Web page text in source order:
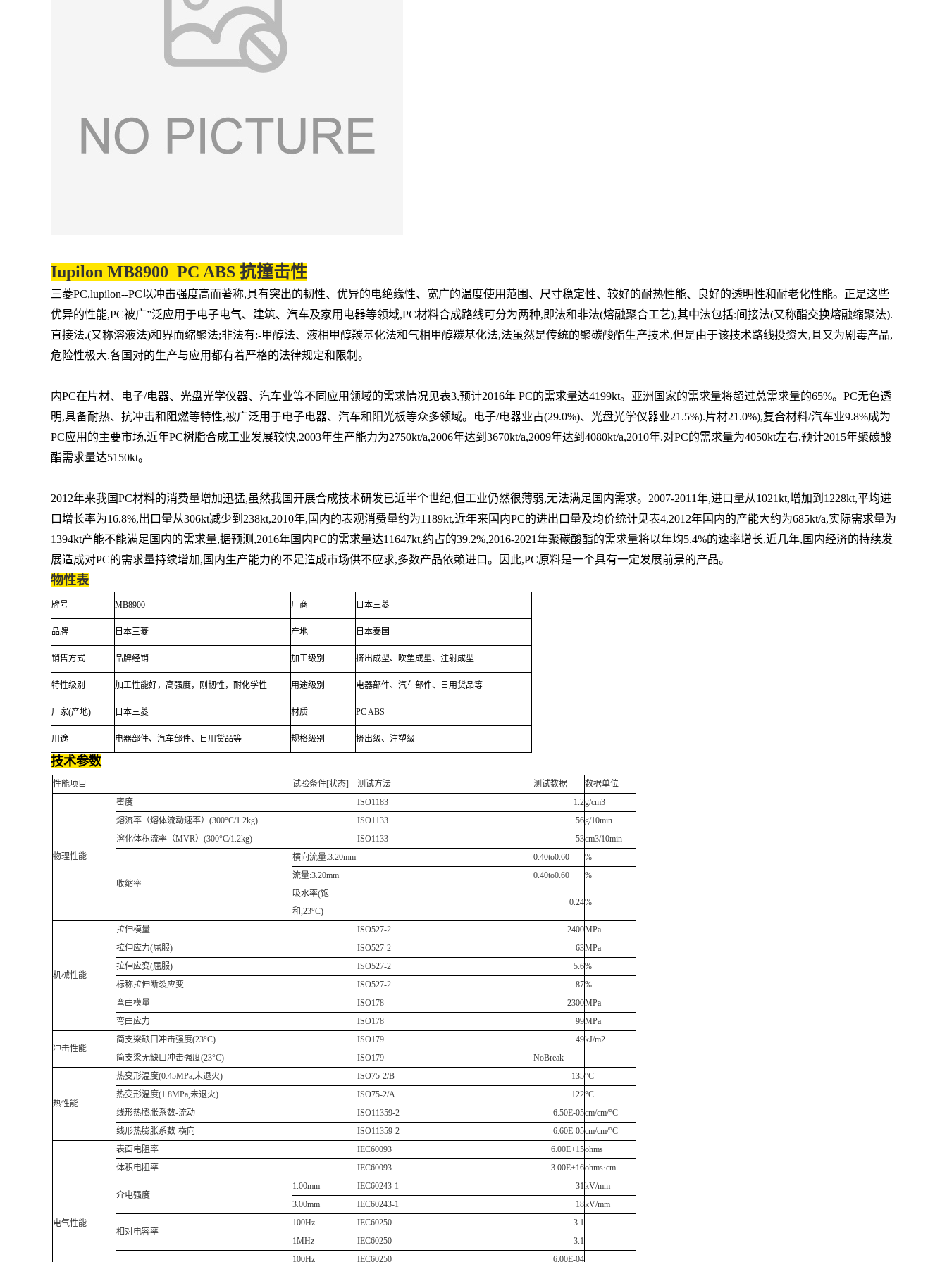
Iupilon MB8900 PC ABS 抗撞击性
三菱PC,lupilon--PC以冲击强度高而著称,具有突出的韧性、优异的电绝缘性、宽广的温度使用范围、尺寸稳定性、较好的耐热性能、良好的透明性和耐老化性能。正是这些
优异的性能,PC被广”泛应用于电子电气、建筑、汽车及家用电器等领域,PC材料合成路线可分为两种,即法和非法(熔融聚合工艺),其中法包括:间接法(又称酯交换熔融缩聚法).
直接法.(又称溶液法)和界面缩聚法;非法有:-甲醇法、液相甲醇羰基化法和气相甲醇羰基化法,法虽然是传统的聚碳酸酯生产技术,但是由于该技术路线投资大,且又为剧毒产品,
危险性极大.各国对的生产与应用都有着严格的法律规定和限制。
内PC在片材、电子/电器、光盘光学仪器、汽车业等不同应用领域的需求情况见表3,预计2016年 PC的需求量达4199kt。亚洲国家的需求量将超过总需求量的65%。PC无色透
明,具备耐热、抗冲击和阻燃等特性,被广泛用于电子电器、 汽车和阳光板等众多领域。电子/电器业占(29.0%)、光盘光学仪器业21.5%).片材21.0%),复合材料/汽车业9.8%成为
PC应用的主要市场,近年PC树脂合成工业发展较快,2003年生产能力为2750kt/a,2006年达到3670kt/a,2009年达到4080kt/a,2010年.对PC的需求量为4050kt左右,预计2015年聚碳酸
酯需求量达5150kt。
2012年来我国PC材料的消费量增加迅猛,虽然我国开展合成技术研发已近半个世纪,但工业仍然很薄弱,无法满足国内需求。2007-2011年,进口量从1021kt,增加到1228kt,平均进
口增长率为16.8%,出口量从306kt减少到238kt,2010年,国 内的表观消费量约为1189kt,近年来国内PC的进出口量及均价统计见表4,2012年国内的产能大约为685kt/a,实际需求量为
1394kt产能不能满足国内的需求量,据预测,2016年国内PC的需求量达11647kt,约占的39.2%,2016-2021年聚碳酸酯的需求量将以年均5.4%的速率增长,近几年,国内经济的持续发
展造成对PC的需求量持续增加,国内生产能力的不足造成市场供不应求,多数产品依赖进口。因此,PC原料是一个具有一定发展前景的产品。
物性表
牌号 MB8900 厂商 日本三菱
品牌 日本三菱 产地 日本泰国
销售方式 品牌经销 加工级别 挤出成型、吹塑成型、注射成型
特性级别 加工性能好，高强度，刚韧性，耐化学性 用途级别 电器部件、汽车部件、日用货品等
厂家(产地) 日本三菱 材质 PC ABS
用途 电器部件、汽车部件、日用货品等 规格级别 挤出级、注塑级
技术参数
性能项目 试验条件[状态] 测试方法 测试数据 数据单位
物理性能
密度 ISO1183 1.2g/cm3
熔流率（熔体流动速率）(300°C/1.2kg)
ISO1133 56g/10min
溶化体积流率（MVR）(300°C/1.2kg)
ISO1133 53cm3/10min
收缩率
横向流量:3.20mm 0.40to0.60
%
流量:3.20mm
0.40to0.60
%
吸水率(饱
和,23°C)
0.24%
机械性能
拉伸模量 ISO527-2 2400MPa
拉伸应力(屈服)
ISO527-2 63MPa
拉伸应变(屈服)
ISO527-2 5.6%
标称拉伸断裂应变
ISO527-2 87%
弯曲模量
ISO178 2300MPa
弯曲应力
ISO178 99MPa
冲击性能
简支梁缺口冲击强度(23°C) ISO179 49kJ/m2
简支梁无缺口冲击强度(23°C)
ISO179 NoBreak
热性能
热变形温度(0.45MPa,未退火) ISO75-2/B 135°C
热变形温度(1.8MPa,未退火)
ISO75-2/A 122°C
线形热膨胀系数-流动
ISO11359-2 6.50E-05cm/cm/°C
线形热膨胀系数-横向
ISO11359-2 6.60E-05cm/cm/°C
电气性能
表面电阻率 IEC60093 6.00E+15ohms
体积电阻率
IEC60093 3.00E+16ohms·cm
介电强度
1.00mm IEC60243-1 31kV/mm
3.00mm
IEC60243-1 18kV/mm
相对电容率
100Hz IEC60250
3.1
1MHz
IEC60250
3.1
100Hz
IEC60250 6.00E-04